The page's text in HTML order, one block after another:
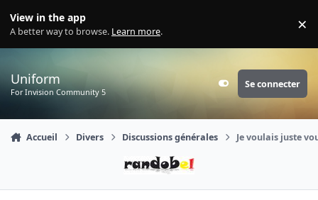
View in the app
A better way to browse. Learn more. ×
Uniform
For Invision Community 5 Customizer
Se connecter
Accueil Divers Discussions générales Je voulais juste